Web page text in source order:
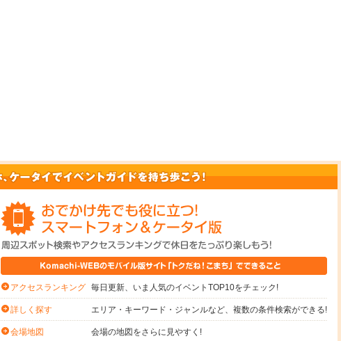
アクセスランキング 毎日更新、いま人気のイベントTOP10をチェック!
詳しく探す エリア・キーワード・ジャンルなど、複数の条件検索ができる!
会場地図 会場の地図をさらに見やすく!